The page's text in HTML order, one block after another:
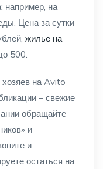
например, на
Цена за сутки
жилье на
500.
на Avito
– свежие
обращайте
и
и
остаться на